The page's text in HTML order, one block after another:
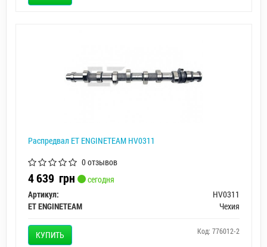
Распредвал ET ENGINETEAM HV0311
0 отзывов
4 639 грн
сегодня
Артикул:
HV0311
ET ENGINETEAM
Чехия
КУПИТЬ Код: 776012-2